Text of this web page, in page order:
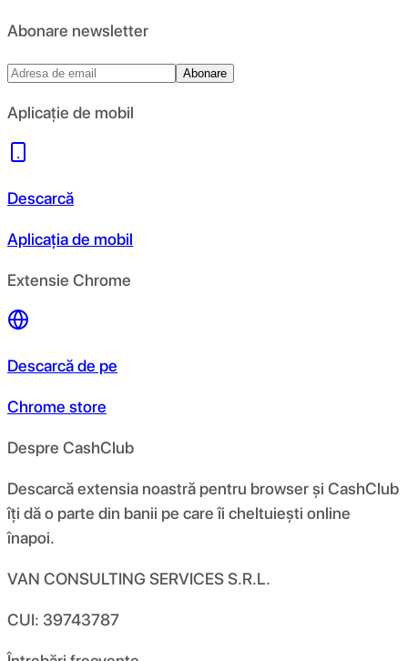
Abonare newsletter
Abonare
Aplicație de mobil
Descarcă
Aplicația de mobil
Extensie Chrome
Descarcă de pe
Chrome store
Despre CashClub
Descarcă extensia noastră pentru browser și CashClub
îți dă o parte din banii pe care îi cheltuiești online
înapoi.
VAN CONSULTING SERVICES S.R.L.
CUI: 39743787